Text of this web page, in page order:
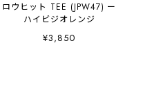
ロウヒット TEE (JPW47) ー
ハイビジオレンジ
¥3,850